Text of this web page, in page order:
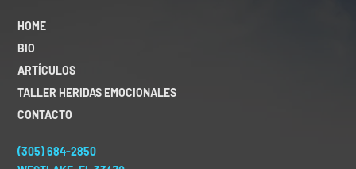
HOME
BIO
ARTÍCULOS
TALLER HERIDAS EMOCIONALES
CONTACTO
(305) 684-2850